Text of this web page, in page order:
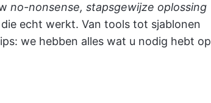
no-nonsense, stapsgewijze oplossing
echt werkt. Van tools tot sjablonen
we hebben alles wat u nodig hebt op